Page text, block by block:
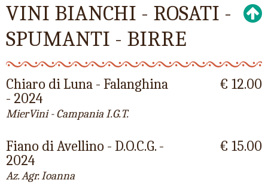
VINI BIANCHI - ROSATI -
SPUMANTI - BIRRE
Chiaro di Luna - Falanghina
- 2024
MierVini - Campania I.G.T.
€ 12.00
Fiano di Avellino - D.O.C.G. -
2024
Az. Agr. Ioanna
€ 15.00